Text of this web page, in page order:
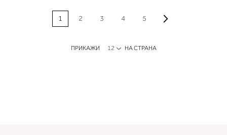
Моментално ја прегледувате страната
1 Page
2 Page
3 4 5
ПРИКАЖИ НА СТРАНА